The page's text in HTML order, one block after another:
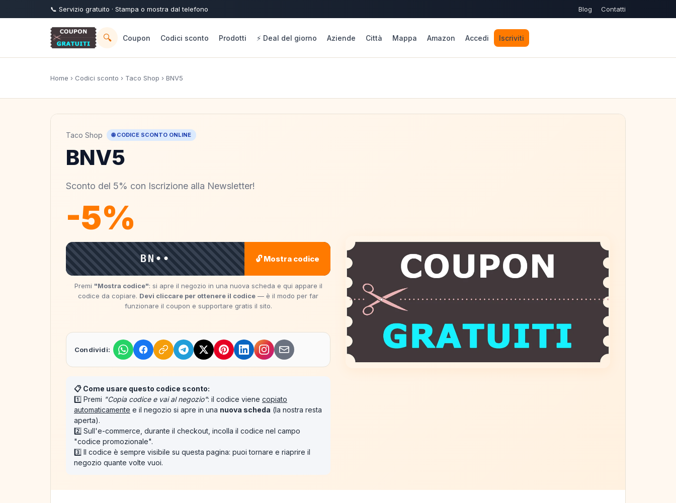
📞 Servizio gratuito · Stampa o mostra dal telefono Blog Contatti
🔍 Coupon Codici sconto Prodotti ⚡ Deal del giorno Aziende Città Mappa Amazon Accedi Iscriviti
Home › Codici sconto › Taco Shop › BNV5
Taco Shop 🌐 CODICE SCONTO ONLINE
BNV5
Sconto del 5% con Iscrizione alla Newsletter!
-5%
BN•• 🔓 Mostra codice
Premi "Mostra codice": si apre il negozio in una nuova scheda e qui appare il
codice da copiare. Devi cliccare per ottenere il codice — è il modo per far
funzionare il coupon e supportare gratis il sito.
Condividi:
📋 Come usare questo codice sconto:
1️⃣ Premi "Copia codice e vai al negozio": il codice viene copiato
automaticamente e il negozio si apre in una nuova scheda (la nostra resta
aperta).
2️⃣ Sull'e-commerce, durante il checkout, incolla il codice nel campo
"codice promozionale".
3️⃣ Il codice è sempre visibile su questa pagina: puoi tornare e riaprire il
negozio quante volte vuoi.